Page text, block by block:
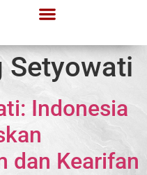
Setyowati
Indonesia
dan Kearifan